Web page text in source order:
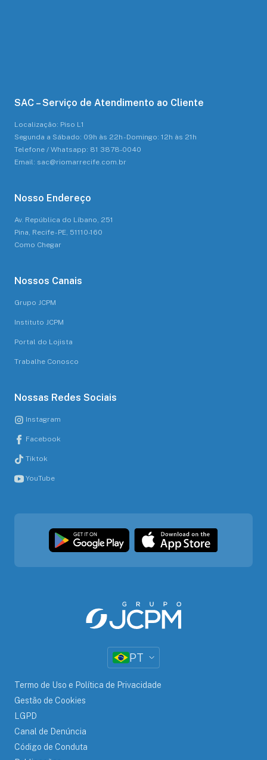
SAC – Serviço de Atendimento ao Cliente
Localização: Piso L1
Segunda a Sábado: 09h às 22h - Domingo: 12h às 21h
Telefone / Whatsapp: 81 3878-0040
Email: sac@riomarrecife.com.br
Nosso Endereço
Av. República do Líbano, 251
Pina, Recife - PE, 51110-160
Como Chegar
Nossos Canais
Grupo JCPM
Instituto JCPM
Portal do Lojista
Trabalhe Conosco
Nossas Redes Sociais
Instagram
Facebook
Tiktok
YouTube
PT
Termo de Uso e Política de Privacidade
Gestão de Cookies
LGPD
Canal de Denúncia
Código de Conduta